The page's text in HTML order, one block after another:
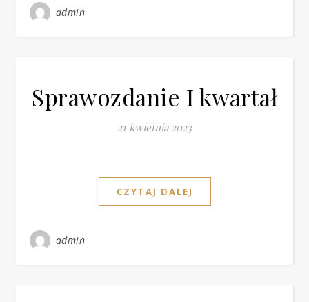
admin
Sprawozdanie I kwartał
21 kwietnia 2023
CZYTAJ DALEJ
admin